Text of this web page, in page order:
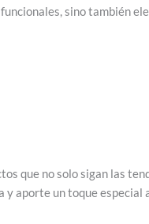
sino también
que no solo sigan las
y aporte un toque especial